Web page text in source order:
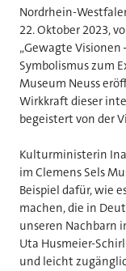
Nordrhein-
22. Oktober 2023,
„Gewagte Visionen
Symbolismus zum
Museum Neuss
Wirkkraft dieser
begeistert von der
Kulturministerin
im Clemens Sels
Beispiel dafür, wie
machen, die in
unseren Nachbarn
Uta Husmeier-
und leicht